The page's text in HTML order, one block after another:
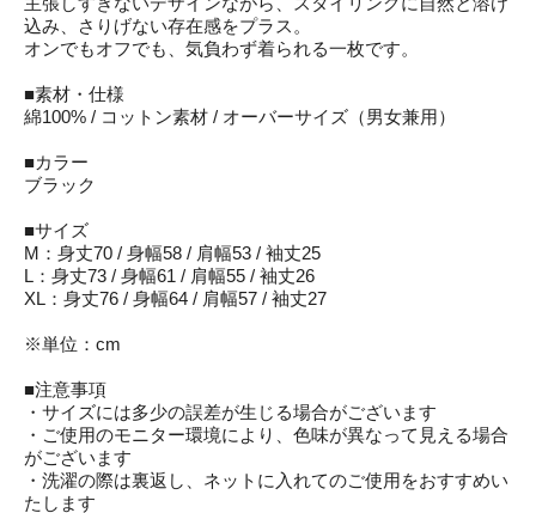
込み、さりげない存在感をプラス。
オンでもオフでも、気負わず着られる一枚です。
■素材・仕様
綿100% / コットン素材 / オーバーサイズ（男女兼用）
■カラー
ブラック
■サイズ
M：身丈70 / 身幅58 / 肩幅53 / 袖丈25
L：身丈73 / 身幅61 / 肩幅55 / 袖丈26
XL：身丈76 / 身幅64 / 肩幅57 / 袖丈27
※単位：cm
■注意事項
・サイズには多少の誤差が生じる場合がございます
・ご使用のモニター環境により、色味が異なって見える場合
がございます
・洗濯の際は裏返し、ネットに入れてのご使用をおすすめい
たします